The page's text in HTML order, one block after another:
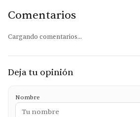
Comentarios
Cargando comentarios...
Deja tu opinión
Nombre